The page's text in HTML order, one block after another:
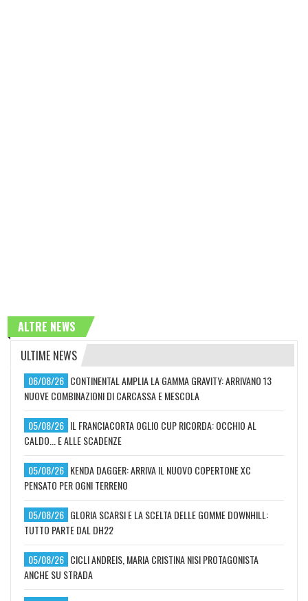
ALTRE NEWS
ULTIME NEWS
06/08/26 CONTINENTAL AMPLIA LA GAMMA GRAVITY: ARRIVANO 13
NUOVE COMBINAZIONI DI CARCASSA E MESCOLA
05/08/26 IL FRANCIACORTA OGLIO CUP RICORDA: OCCHIO AL
CALDO... E ALLE SCADENZE
05/08/26 KENDA DAGGER: ARRIVA IL NUOVO COPERTONE XC
PENSATO PER OGNI TERRENO
05/08/26 GLORIA SCARSI E LA SCELTA DELLE GOMME DOWNHILL:
TUTTO PARTE DAL DH22
05/08/26 CICLI ANDREIS, MARIA CRISTINA NISI PROTAGONISTA
ANCHE SU STRADA